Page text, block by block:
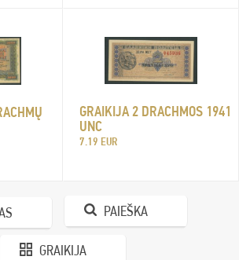
GRAIKIJA 2 DRACHMOS 1941
UNC
7.19 EUR
PAIEŠKA
GRAIKIJA